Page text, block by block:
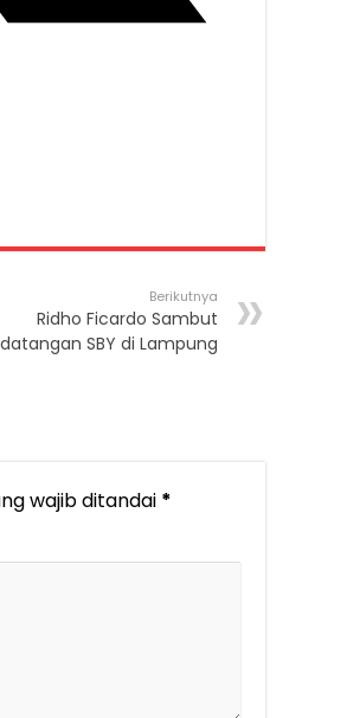
Berikutnya
Ridho Ficardo Sambut
SBY di Lampung
wajib ditandai *